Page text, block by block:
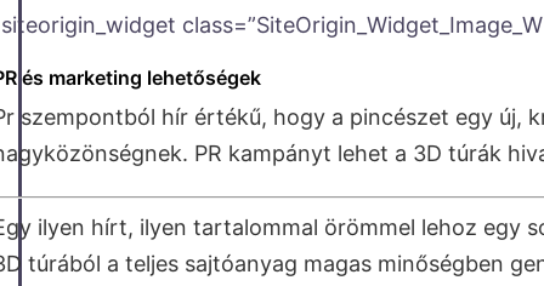
és marketing lehetőségek
szempontból hír értékű, hogy a pincészet egy új,
PR kampányt lehet a 3D túrák
ilyen hírt, ilyen tartalommal örömmel lehoz egy
túrából a teljes sajtóanyag magas minőségben